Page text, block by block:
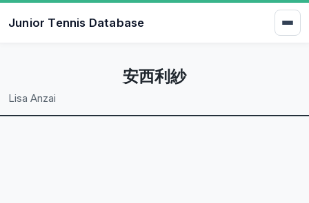
Junior Tennis Database
安西利紗
Lisa Anzai